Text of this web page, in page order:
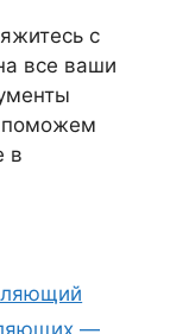
с
все ваши
поможем
в